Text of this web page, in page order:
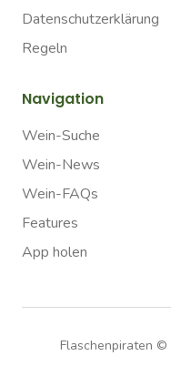
Datenschutzerklärung
Regeln
Navigation
Wein-Suche
Wein-News
Wein-FAQs
Features
App holen
Flaschenpiraten ©